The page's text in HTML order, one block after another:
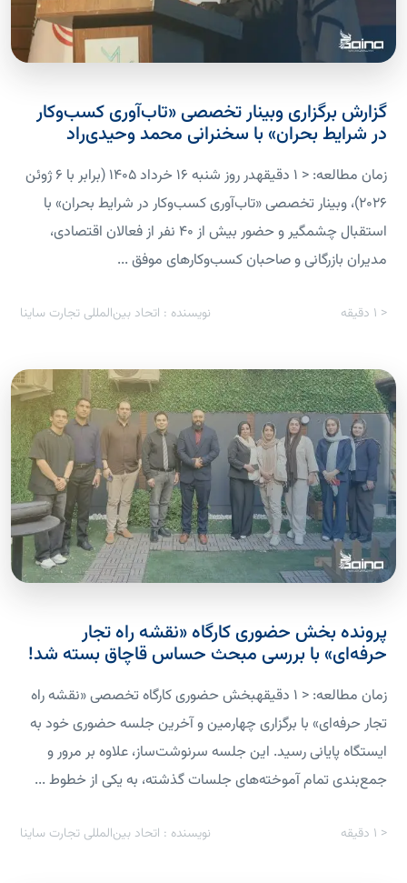
گزارش برگزاری وبینار تخصصی «تاب‌آوری کسب‌وکار
در شرایط بحران» با سخنرانی محمد وحیدی‌راد
زمان مطالعه: < 1 دقیقهدر روز شنبه ۱۶ خرداد ۱۴۰۵ (برابر با ۶ ژوئن
۲۰۲۶)، وبینار تخصصی «تاب‌آوری کسب‌وکار در شرایط بحران» با
استقبال چشمگیر و حضور بیش از ۴۰ نفر از فعالان اقتصادی،
مدیران بازرگانی و صاحبان کسب‌وکارهای موفق ...
< 1 دقیقه نویسنده : اتحاد بین‌المللی تجارت ساینا
پرونده بخش حضوری کارگاه «نقشه راه تجار
حرفه‌ای» با بررسی مبحث حساس قاچاق بسته شد!
زمان مطالعه: < 1 دقیقهبخش حضوری کارگاه تخصصی «نقشه راه
تجار حرفه‌ای» با برگزاری چهارمین و آخرین جلسه حضوری خود به
ایستگاه پایانی رسید. این جلسه سرنوشت‌ساز، علاوه بر مرور و
جمع‌بندی تمام آموخته‌های جلسات گذشته، به یکی از خطوط ...
< 1 دقیقه نویسنده : اتحاد بین‌المللی تجارت ساینا